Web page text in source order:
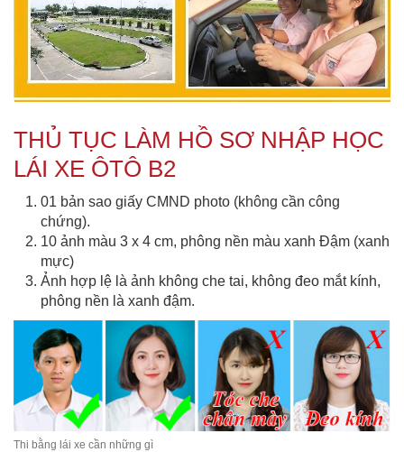
THỦ TỤC LÀM HỒ SƠ NHẬP HỌC
LÁI XE ÔTÔ B2
01 bản sao giấy CMND photo (không cần công
chứng).
10 ảnh màu 3 x 4 cm, phông nền màu xanh Đậm (xanh
mực)
Ảnh hợp lệ là ảnh không che tai, không đeo mắt kính,
phông nền là xanh đậm.
Thi bằng lái xe cần những gì